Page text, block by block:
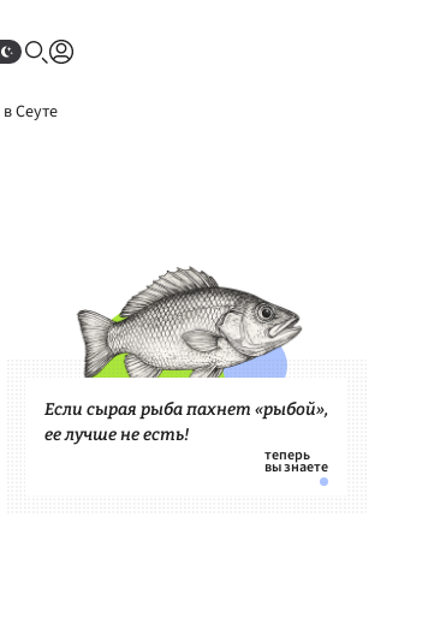
Сеуте
Если сырая рыба пахнет «рыбой»,
ее лучше не есть!